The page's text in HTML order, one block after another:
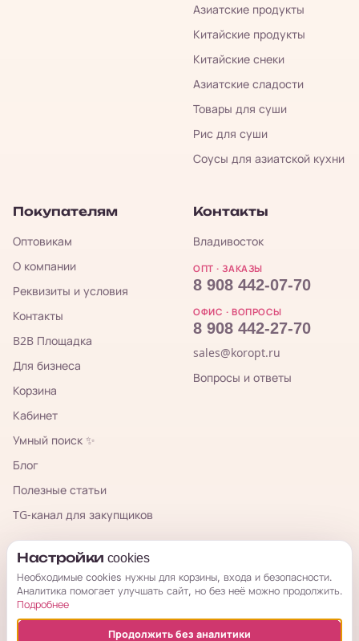
Азиатские продукты
Китайские продукты
Китайские снеки
Азиатские сладости
Товары для суши
Рис для суши
Соусы для азиатской кухни
Покупателям
Оптовикам
О компании
Реквизиты и условия
Контакты
B2B Площадка
Для бизнеса
Корзина
Кабинет
Умный поиск ✨
Блог
Полезные статьи
TG-канал для закупщиков
Контакты
Владивосток
ОПТ · ЗАКАЗЫ
8 908 442-07-70
ОФИС · ВОПРОСЫ
8 908 442-27-70
sales@koropt.ru
Вопросы и ответы
КорОпт
Настройки cookies
Необходимые cookies нужны для корзины, входа и безопасности.
Аналитика помогает улучшать сайт, но без неё можно продолжить.
Подробнее
Продолжить без аналитики